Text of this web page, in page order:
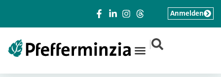
|
Anmelden